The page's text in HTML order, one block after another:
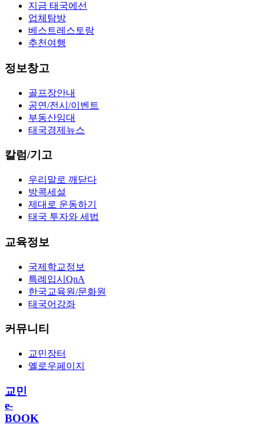
지금 태국에선
업체탐방
베스트레스토랑
추천여행
정보창고
골프장안내
공연/전시/이벤트
부동산임대
태국경제뉴스
칼럼/기고
우리말로 깨닫다
방콕세설
제대로 운동하기
태국 투자와 세법
교육정보
국제학교정보
특례입시QnA
한국교육원/문화원
태국어강좌
커뮤니티
교민장터
옐로우페이지
교민
e-
BOOK